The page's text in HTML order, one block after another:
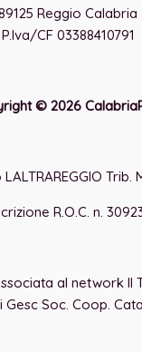
Reggio Calabria
P.Iva/CF 03388410791
© 2026
Trib.
R.O.C. n.
al network Il
Gesc Soc. Coop.